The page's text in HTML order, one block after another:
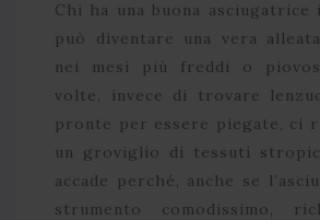
Chi ha una buona asciugatrice
può diventare una vera
nei mesi più freddi o
volte, invece di trovare
pronte per essere piegate, ci
un groviglio di tessuti
accade perché, anche se
strumento comodissimo,